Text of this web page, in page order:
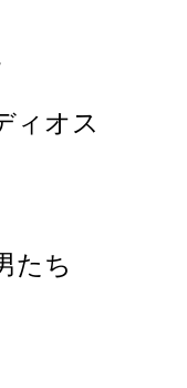
ィオス
たち